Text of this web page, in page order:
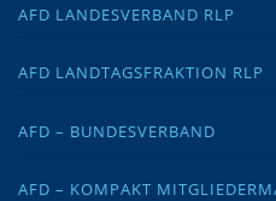
AFD LANDESVERBAND RLP
AFD LANDTAGSFRAKTION RLP
AFD – BUNDESVERBAND
AFD – KOMPAKT